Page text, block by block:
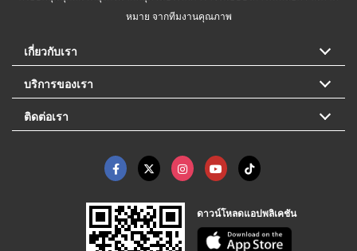
หมาย จากทีมงานคุณภาพ
เกี่ยวกับเรา
บริการของเรา
ติดต่อเรา
ดาวน์โหลดแอปพลิเคชัน